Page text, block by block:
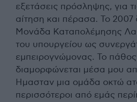
εξετάσεις πρόσληψης, για
αίτηση και πέρασα. Το 2007
Μονάδα Καταπολέμησης
του υπουργείου ως
εμπειρογνώμονας. Το
διαμορφώνεται μέσα μου
Ημασταν μια ομάδα οκτώ
περισσότεροι από εμάς